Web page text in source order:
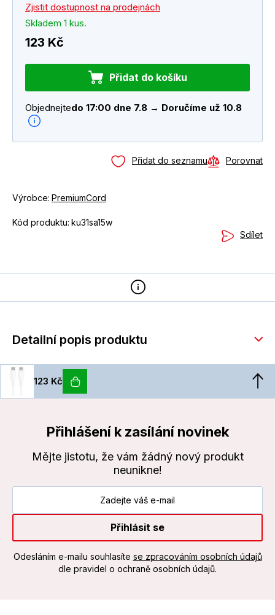
Zjistit dostupnost na prodejnách
Skladem 1 kus.
123 Kč
Přidat do košíku
Objednejtedo 17:00 dne 7.8 → Doručíme už 10.8
Přidat do seznamu Porovnat
Výrobce: PremiumCord
Kód produktu: ku31sa15w
Sdílet
Detailní popis produktu
123 Kč
Přihlášení k zasílání novinek
Mějte jistotu, že vám žádný nový produkt
neunikne!
Přihlásit se
Odesláním e-mailu souhlasíte se zpracováním osobních údajů
dle pravidel o ochraně osobních údajů.